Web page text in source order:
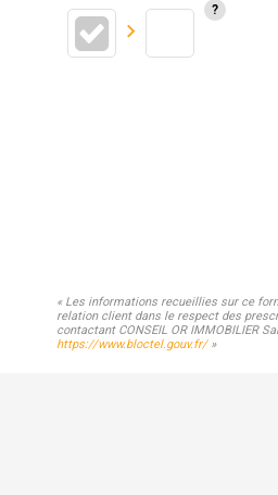
« Les informations recueillies sur ce
relation client dans le respect des
contactant CONSEIL OR IMMOBILIER
https://www.bloctel.gouv.fr/»